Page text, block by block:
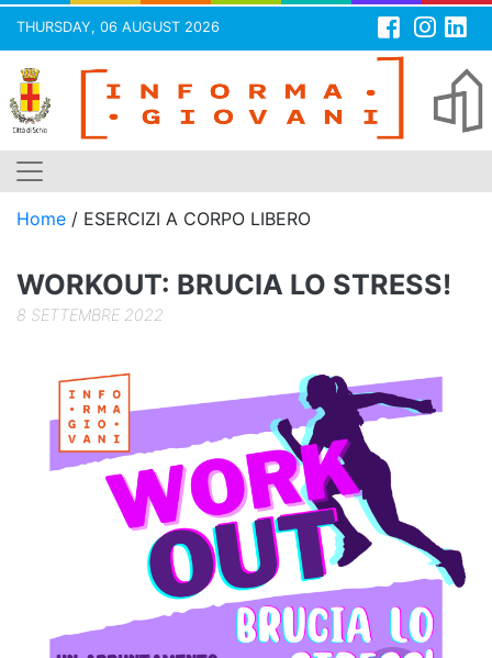
THURSDAY, 06 AUGUST 2026
Skip
content
Home / ESERCIZI A CORPO LIBERO
WORKOUT: BRUCIA LO STRESS!
8 SETTEMBRE 2022